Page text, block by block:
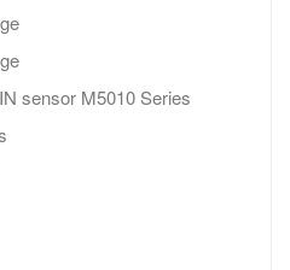
sensor M5010 Series